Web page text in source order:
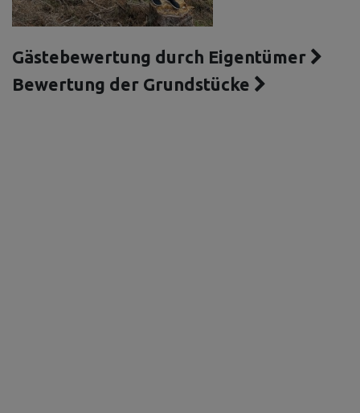
Gästebewertung durch Eigentümer
Bewertung der Grundstücke